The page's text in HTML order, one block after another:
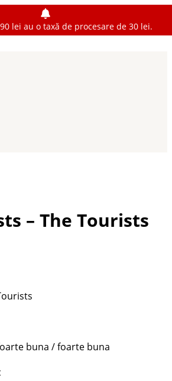
lei au o taxă de procesare de 30 lei.
– The Tourists
buna / foarte buna